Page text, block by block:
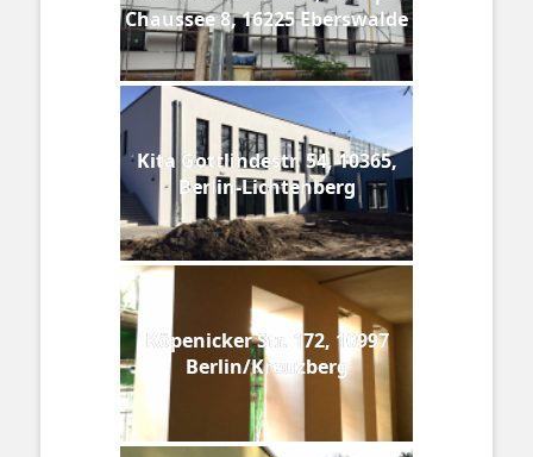
Chaussee 8, 16225 Eberswalde
Kita Gottlindestr. 54, 10365,
Berlin-Lichtenberg
Köpenicker Str. 172, 10997
Berlin/Kreuzberg